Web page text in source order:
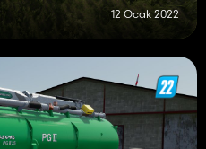
12 Ocak 2022